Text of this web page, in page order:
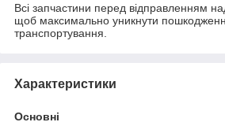
Всі запчастини перед відправленням
щоб максимально уникнути
транспортування.
Характеристики
Основні